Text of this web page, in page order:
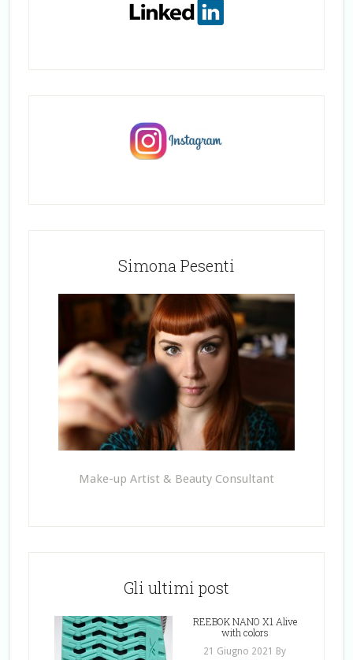
Simona Pesenti
Make-up Artist & Beauty Consultant
Gli ultimi post
REEBOK NANO X1 Alive
with colors
21 Giugno 2021
By